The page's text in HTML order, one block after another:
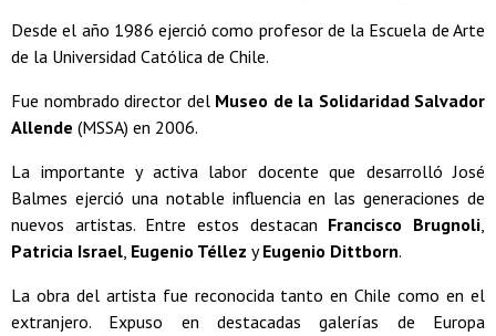
Desde el año 1986 ejerció como profesor de la Escuela de Arte
de la Universidad Católica de Chile.
Fue nombrado director del Museo de la Solidaridad Salvador
Allende (MSSA) en 2006.
La importante y activa labor docente que desarrolló José
Balmes ejerció una notable influencia en las generaciones de
nuevos artistas. Entre estos destacan Francisco Brugnoli,
Patricia Israel, Eugenio Téllez yEugenio Dittborn.
La obra del artista fue reconocida tanto en Chile como en el
extranjero. Expuso en destacadas galerías de Europa